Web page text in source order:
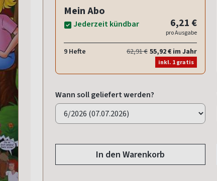
Mein Abo
Jederzeit kündbar 6,21 €
pro Ausgabe
9 Hefte 62,91 € 55,92 € im Jahr
inkl. 1 gratis
Wann soll geliefert werden?
In den Warenkorb